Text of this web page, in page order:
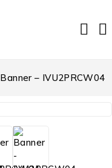
Banner – IVU2PRCW04